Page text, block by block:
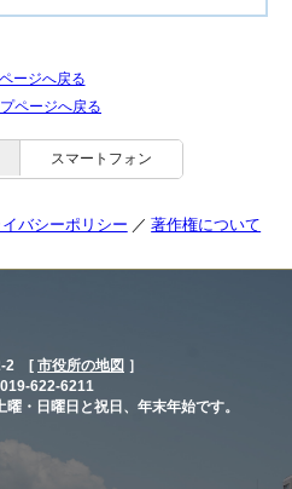
ージへ戻る
プページへ戻る
スマートフォン
バシーポリシー 著作権について
2 [ 市役所の地図 ］
622-6211
・日曜日と祝日、年末年始です。